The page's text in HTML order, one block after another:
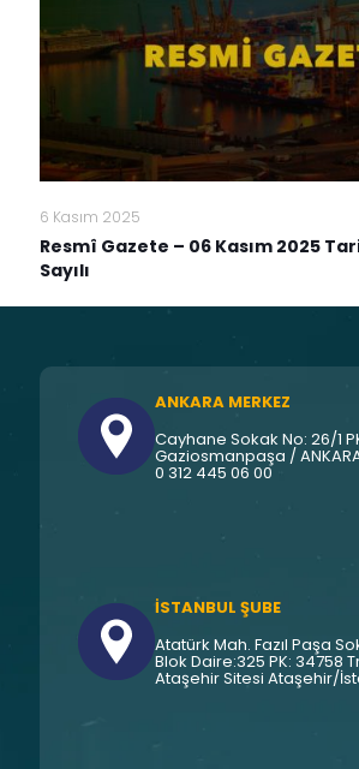
6 Kasım 2025
Resmî Gazete – 06 Kasım 2025
Sayılı
ANKARA MERKEZ
Cayhane Sokak No: 26/1
Gaziosmanpaşa /
0 312 445 06 00
İSTANBUL ŞUBE
Atatürk Mah. Fazıl Paşa
Blok Daire:325 PK: 34758
Ataşehir Sitesi Ataşehir/